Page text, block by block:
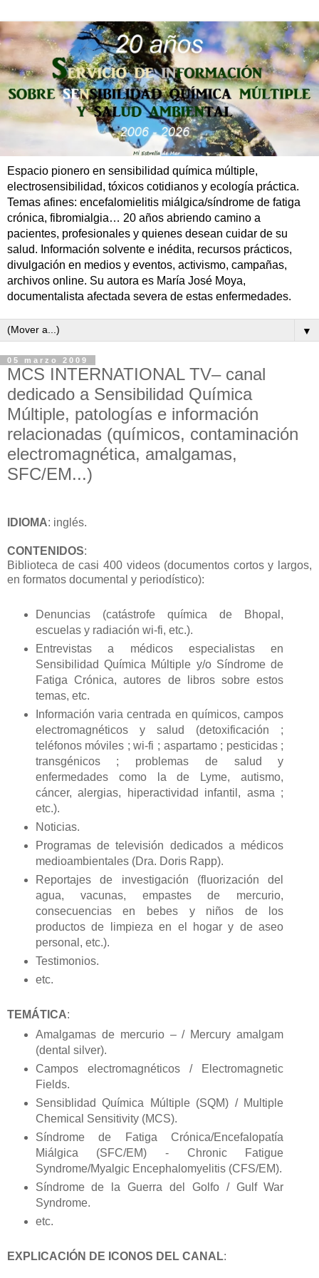
Espacio pionero en sensibilidad química múltiple,
electrosensibilidad, tóxicos cotidianos y ecología práctica.
Temas afines: encefalomielitis miálgica/síndrome de fatiga
crónica, fibromialgia… 20 años abriendo camino a
pacientes, profesionales y quienes desean cuidar de su
salud. Información solvente e inédita, recursos prácticos,
divulgación en medios y eventos, activismo, campañas,
archivos online. Su autora es María José Moya,
documentalista afectada severa de estas enfermedades.
▼
05 marzo 2009
MCS INTERNATIONAL TV– canal
dedicado a Sensibilidad Química
Múltiple, patologías e información
relacionadas (químicos, contaminación
electromagnética, amalgamas,
SFC/EM...)
IDIOMA: inglés.
CONTENIDOS:
Biblioteca de casi 400 videos (documentos cortos y largos,
en formatos documental y periodístico):
Denuncias (catástrofe química de Bhopal,
escuelas y radiación wi-fi, etc.).
Entrevistas a médicos especialistas en
Sensibilidad Química Múltiple y/o Síndrome de
Fatiga Crónica, autores de libros sobre estos
temas, etc.
Información varia centrada en químicos, campos
electromagnéticos y salud (detoxificación ;
teléfonos móviles ; wi-fi ; aspartamo ; pesticidas ;
transgénicos ; problemas de salud y
enfermedades como la de Lyme, autismo,
cáncer, alergias, hiperactividad infantil, asma ;
etc.).
Noticias.
Programas de televisión dedicados a médicos
medioambientales (Dra. Doris Rapp).
Reportajes de investigación (fluorización del
agua, vacunas, empastes de mercurio,
consecuencias en bebes y niños de los
productos de limpieza en el hogar y de aseo
personal, etc.).
Testimonios.
etc.
TEMÁTICA:
Amalgamas de mercurio – / Mercury amalgam
(dental silver).
Campos electromagnéticos / Electromagnetic
Fields.
Sensiblidad Química Múltiple (SQM) / Multiple
Chemical Sensitivity (MCS).
Síndrome de Fatiga Crónica/Encefalopatía
Miálgica (SFC/EM) - Chronic Fatigue
Syndrome/Myalgic Encephalomyelitis (CFS/EM).
Síndrome de la Guerra del Golfo / Gulf War
Syndrome.
etc.
EXPLICACIÓN DE ICONOS DEL CANAL: